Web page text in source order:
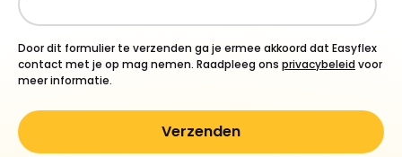
Door dit formulier te verzenden ga je ermee akkoord dat Easyflex
contact met je op mag nemen. Raadpleeg ons privacybeleidvoor
meer informatie.